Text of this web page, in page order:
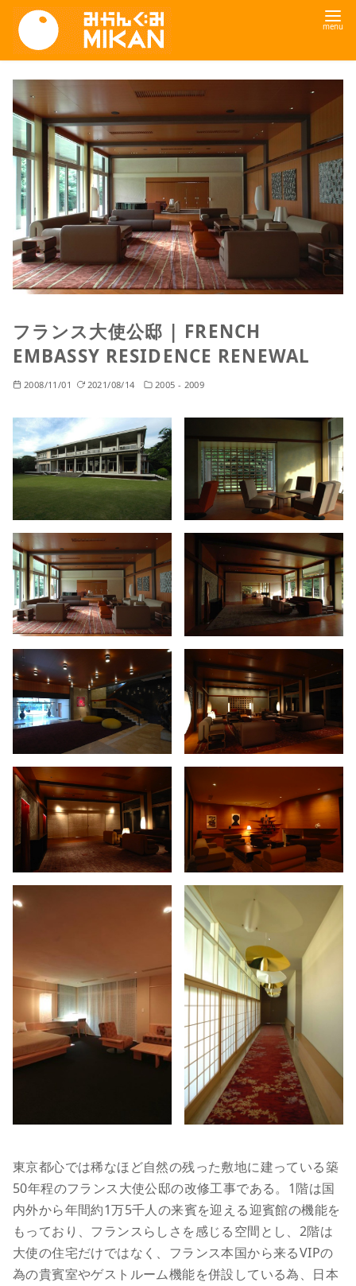
フランス大使公邸 | FRENCH
EMBASSY RESIDENCE RENEWAL
2008/11/01 2021/08/14 2005 - 2009
東京都心では稀なほど自然の残った敷地に建っている築
50年程のフランス大使公邸の改修工事である。1階は国
内外から年間約1万5千人の来賓を迎える迎賓館の機能を
もっており、フランスらしさを感じる空間とし、2階は
大使の住宅だけではなく、フランス本国から来るVIPの
為の貴賓室やゲストルーム機能を併設している為、日本